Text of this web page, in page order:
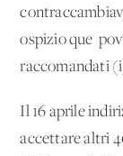
ospizio que'
raccomandati
Il 16 aprile
accettare altri